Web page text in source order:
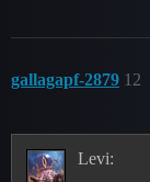
gallagapf-2879 12
Levi: